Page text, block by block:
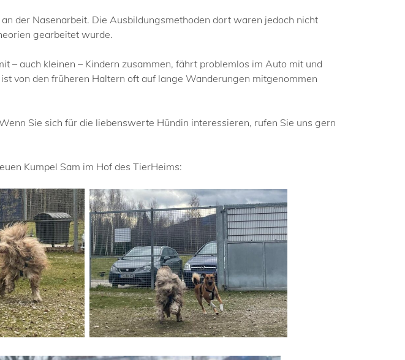
der Nasenarbeit. Die Ausbildungsmethoden dort waren jedoch nicht
gearbeitet wurde.
– auch kleinen – Kindern zusammen, fährt problemlos im Auto mit und
von den früheren Haltern oft auf lange Wanderungen mitgenommen
Sie sich für die liebenswerte Hündin interessieren, rufen Sie uns gern
Kumpel Sam im Hof des TierHeims: